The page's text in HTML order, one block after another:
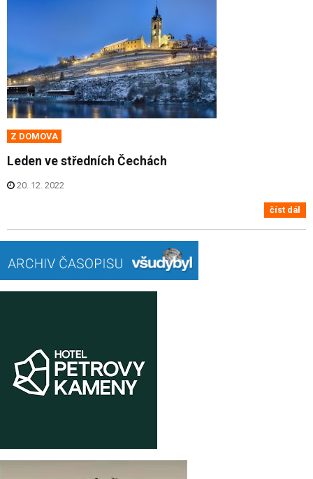
Z DOMOVA
Leden ve středních Čechách
20. 12. 2022
číst dál